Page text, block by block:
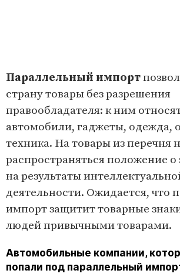
Параллельный импорт
страну товары без разрешения
правообладателя: к ним
автомобили, гаджеты, одежда,
техника. На товары из перечня
распространяться положение о
на результаты
деятельности. Ожидается, что
импорт защитит товарные
людей привычными товарами.
Автомобильные компании,
попали под параллельный